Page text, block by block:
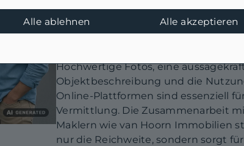
in Leer und ganz Ostfriesland – für
Verkäufer:innen und
Immobilie verkaufen möchte, sollte
Wertermittlung und optimale
Hochwertige Fotos, eine
Objektbeschreibung und die
Online-Plattformen sind essenziell
Vermittlung. Die Zusammenarbeit
Maklern wie van Hoorn Immobilien
nur die Reichweite, sondern sorgt
Alle ablehnen Alle akzeptieren